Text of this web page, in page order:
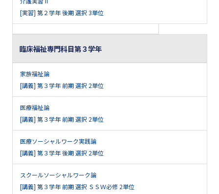
[実習] 第２学年 後期 選択 3単位
臨床福祉専門科目第３学年
家族福祉論
[講義] 第３学年 前期 選択 2単位
医療福祉論
[講義] 第３学年 前期 選択 2単位
医療ソーシャルワーク実践論
[講義] 第３学年 後期 選択 2単位
スクールソーシャルワーク論
[講義] 第３学年 前期 選択 ＳＳＷ必修 2単位